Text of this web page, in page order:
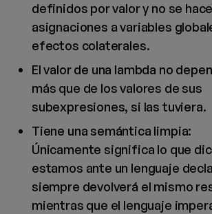
definidos por valor y no se
asignaciones a variables
efectos colaterales.
El valor de una lambda no
más que de los valores de sus
subexpresiones, si las tuviera.
Tiene una semántica limpia:
Únicamente significa lo que
estamos ante un lenguaje
siempre devolverá el mismo
mientras que el lenguaje